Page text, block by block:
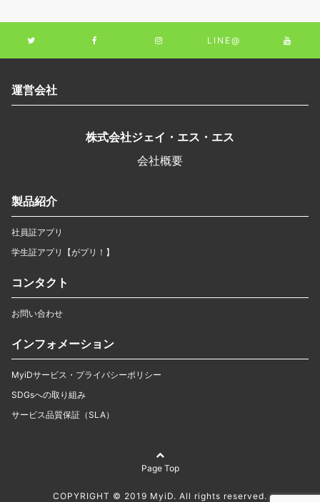
LINE@
運営会社
株式会社ジェイ・エス・エス
会社概要
製品紹介
社員証アプリ
学生証アプリ【がプリ！】
コンタクト
お問い合わせ
インフォメーション
MyiDサービス・プライバシーポリシー
SDGsへの取り組み
サービス品質保証（SLA）
Page Top
COPYRIGHT © 2019 MyiD. All rights reserved.